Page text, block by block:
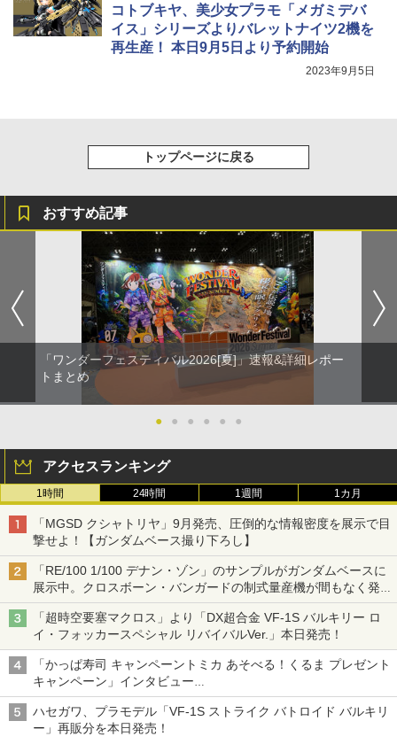
コトブキヤ、美少女プラモ「メガミデバ
イス」シリーズよりバレットナイツ2機を
再生産！ 本日9月5日より予約開始
2023年9月5日
トップページに戻る
おすすめ記事
「ワンダーフェスティバル2026[夏]」速報&詳細レポー
トまとめ
● ● ● ● ● ●
アクセスランキング
1時間 24時間 1週間 1カ月
「MGSD クシャトリヤ」9月発売、圧倒的な情報密度を展示で目
撃せよ！【ガンダムベース撮り下ろし】
「RE/100 1/100 デナン・ゾン」のサンプルがガンダムベースに
展示中。クロスボーン・バンガードの制式量産機が間もなく発送
【ガンダムベース撮り下ろし】
「超時空要塞マクロス」より「DX超合金 VF-1S バルキリー ロ
イ・フォッカースペシャル リバイバルVer.」本日発売！
「かっぱ寿司 キャンペーントミカ あそべる！くるま プレゼント
キャンペーン」インタビュー
子どもが楽しめるかっぱ寿司ならではの体験とコラボの楽しさを
追求
ハセガワ、プラモデル「VF-1S ストライク バトロイド バルキリ
ー」再販分を本日発売！